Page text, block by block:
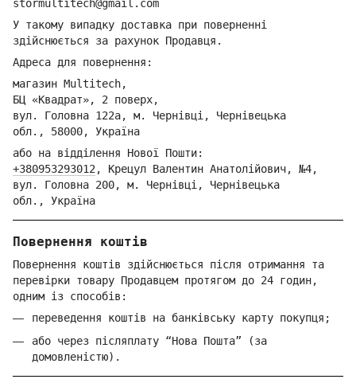
stormultitech@gmail.com
У такому випадку доставка при поверненні
здійснюється за рахунок Продавця.
Адреса для повернення:
магазин Multitech,
БЦ «Квадрат», 2 поверх,
вул. Головна 122а, м. Чернівці, Чернівецька
обл., 58000, Україна
або на відділення Нової Пошти:
+380953293012, Крецул Валентин Анатолійович, №4,
вул. Головна 200, м. Чернівці, Чернівецька
обл., Україна
Повернення коштів
Повернення коштів здійснюється після отримання та
перевірки товару Продавцем протягом до 24 годин,
одним із способів:
переведення коштів на банківську карту покупця;
або через післяплату “Нова Пошта” (за
домовленістю).